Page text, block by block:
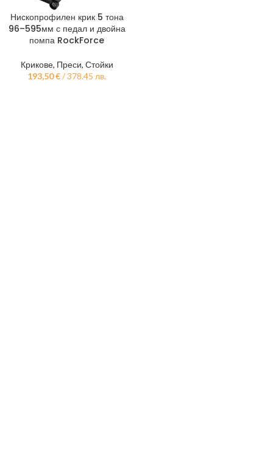
Нископрофилен крик 5 тона
96–595мм с педал и двойна
помпа RockForce
Крикове, Преси, Стойки
193,50€/ 378.45 лв.